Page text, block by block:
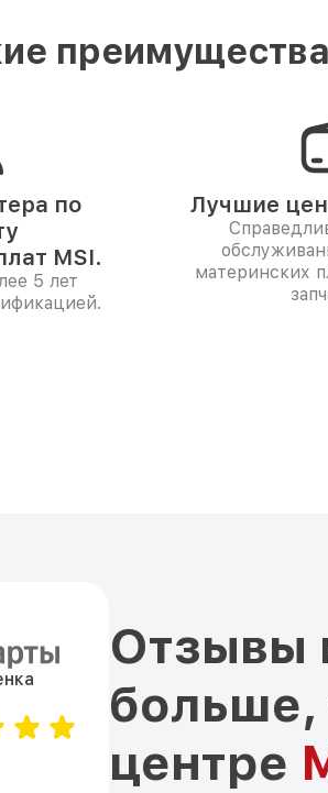
по
MSI.
5 лет
Лучшие
материнских
Отзывы
центре